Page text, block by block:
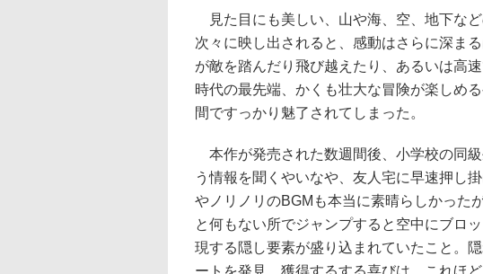
見た目にも美しい、山や海、空、地下な
次々に映し出されると、感動はさらに深ま
が敵を踏んだり飛び越えたり、あるいは高
時代の最先端、かくも壮大な冒険が楽しめ
間ですっかり魅了されてしまった。
本作が発売された数週間後、小学校の同
う情報を聞くやいなや、友人宅に早速押し
やノリノリのBGMも本当に素晴らしかった
と何もない所でジャンプすると空中にブロ
現する隠し要素が盛り込まれていたこと。
ートを発見、獲得するする喜びは、これほ